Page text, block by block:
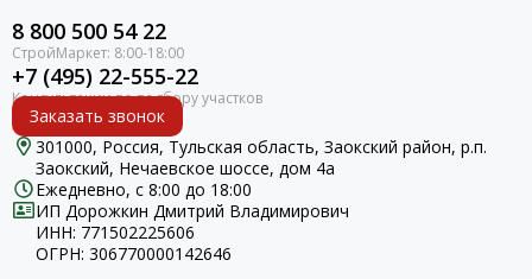
8 800 500 54 22
+7 (495) 22-555-22
Заказать звонок
301000, Россия, Тульская область, Заокский район, р.п.
Заокский, Нечаевское шоссе, дом 4а
Ежедневно, с 8:00 до 18:00
ИП Дорожкин Дмитрий Владимирович
ИНН: 771502225606
ОГРН: 306770000142646